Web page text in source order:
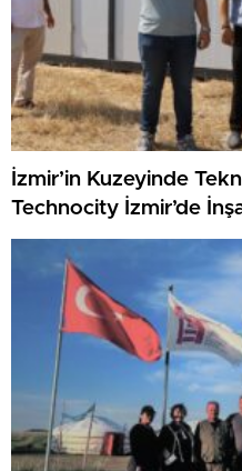
İzmir’in Kuzeyinde
Technocity İzmir’de